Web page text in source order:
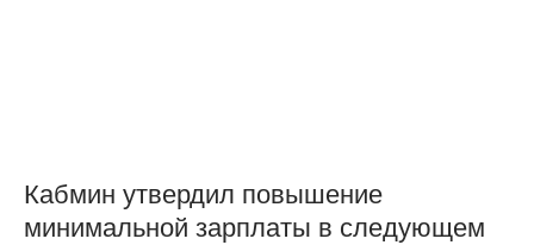
Кабмин утвердил повышение
минимальной зарплаты в следующем